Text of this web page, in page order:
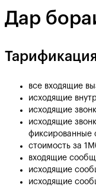
Дар
все входящие
исходящие
исходящие
исходящие
фиксированные
стоимость за
входящие
исходящие
исходящие